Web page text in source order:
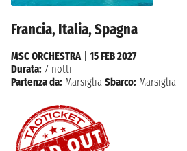
Francia, Italia, Spagna
MSC ORCHESTRA| 15 FEB 2027
Durata: 7 notti
Partenza da: Marsiglia Sbarco: Marsiglia